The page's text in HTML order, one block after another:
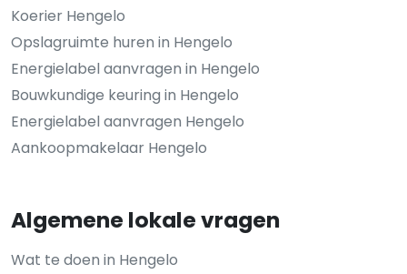
Koerier Hengelo
Opslagruimte huren in Hengelo
Energielabel aanvragen in Hengelo
Bouwkundige keuring in Hengelo
Energielabel aanvragen Hengelo
Aankoopmakelaar Hengelo
Algemene lokale vragen
Wat te doen in Hengelo